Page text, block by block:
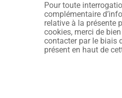
Pour toute
complémentaire
relative à la présente
cookies, merci de
contacter par le biais
présent en haut de